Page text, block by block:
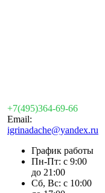
+7(495)364-69-66
Email:
igrinadache@yandex.ru
График работы
Пн-Пт: с 9:00
до 21:00
Сб, Вс: с 10:00